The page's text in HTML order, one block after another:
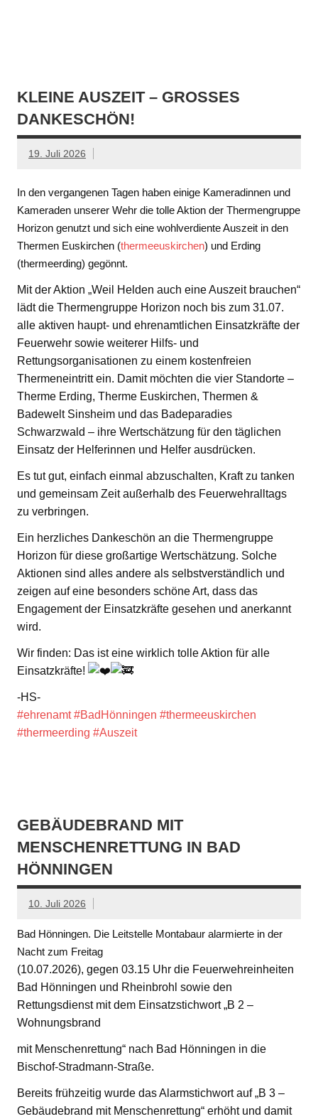
KLEINE AUSZEIT – GROSSES D
ANKESCHÖN!
19. Juli 2026
In den vergangenen Tagen haben einige Kameradinnen und
Kameraden unserer Wehr die tolle Aktion der Thermengruppe
Horizon genutzt und sich eine wohlverdiente Auszeit in den
Thermen Euskirchen (thermeeuskirchen) und Erding
(thermeerding) gegönnt.
Mit der Aktion „Weil Helden auch eine Auszeit brauchen“
lädt die Thermengruppe Horizon noch bis zum 31.07.
alle aktiven haupt- und ehrenamtlichen Einsatzkräfte der
Feuerwehr sowie weiterer Hilfs- und
Rettungsorganisationen zu einem kostenfreien
Thermeneintritt ein. Damit möchten die vier Standorte –
Therme Erding, Therme Euskirchen, Thermen &
Badewelt Sinsheim und das Badeparadies
Schwarzwald – ihre Wertschätzung für den täglichen
Einsatz der Helferinnen und Helfer ausdrücken.
Es tut gut, einfach einmal abzuschalten, Kraft zu tanken
und gemeinsam Zeit außerhalb des Feuerwehralltags
zu verbringen.
Ein herzliches Dankeschön an die Thermengruppe
Horizon für diese großartige Wertschätzung. Solche
Aktionen sind alles andere als selbstverständlich und
zeigen auf eine besonders schöne Art, dass das
Engagement der Einsatzkräfte gesehen und anerkannt
wird.
Wir finden: Das ist eine wirklich tolle Aktion für alle
Einsatzkräfte!
-HS-
#ehrenamt #BadHönningen #thermeeuskirchen
#thermeerding #Auszeit
GEBÄUDEBRAND MIT
MENSCHENRETTUNG IN BAD
HÖNNINGEN
10. Juli 2026
Bad Hönningen. Die Leitstelle Montabaur alarmierte in der
Nacht zum Freitag
(10.07.2026), gegen 03.15 Uhr die Feuerwehreinheiten
Bad Hönningen und Rheinbrohl sowie den
Rettungsdienst mit dem Einsatzstichwort „B 2 –
Wohnungsbrand
mit Menschenrettung“ nach Bad Hönningen in die
Bischof-Stradmann-Straße.
Bereits frühzeitig wurde das Alarmstichwort auf „B 3 –
Gebäudebrand mit Menschenrettung“ erhöht und damit